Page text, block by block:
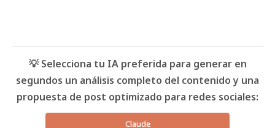
💡 Selecciona tu IA preferida para generar en
segundos un análisis completo del contenido y una
propuesta de post optimizado para redes sociales:
Claude